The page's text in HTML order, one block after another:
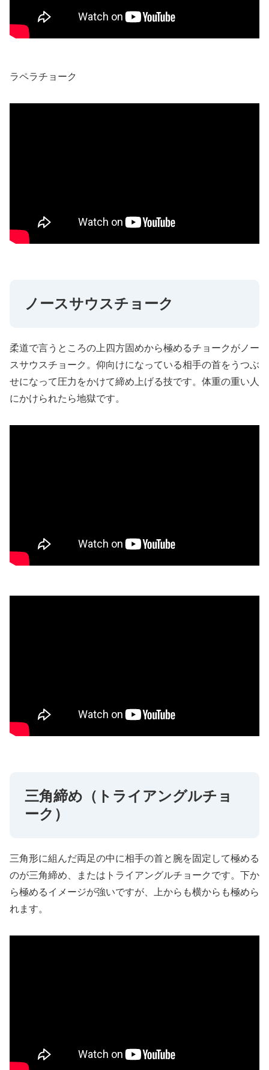
ラペラチョーク
ノースサウスチョーク
柔道で言うところの上四方固めから極めるチョークがノー
スサウスチョーク。仰向けになっている相手の首をうつぶ
せになって圧力をかけて締め上げる技です。体重の重い人
にかけられたら地獄です。
三角締め（トライアングルチョ
ーク）
三角形に組んだ両足の中に相手の首と腕を固定して極める
のが三角締め、またはトライアングルチョークです。下か
ら極めるイメージが強いですが、上からも横からも極めら
れます。